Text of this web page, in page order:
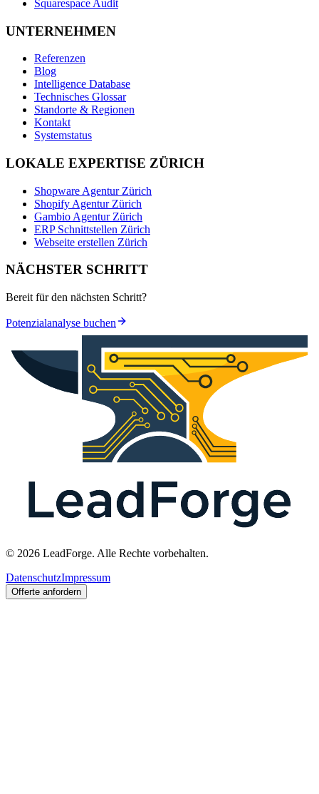
Squarespace Audit
UNTERNEHMEN
Referenzen
Blog
Intelligence Database
Technisches Glossar
Standorte & Regionen
Kontakt
Systemstatus
LOKALE EXPERTISE ZÜRICH
Shopware Agentur Zürich
Shopify Agentur Zürich
Gambio Agentur Zürich
ERP Schnittstellen Zürich
Webseite erstellen Zürich
NÄCHSTER SCHRITT
Bereit für den nächsten Schritt?
Potenzialanalyse buchen
© 2026 LeadForge. Alle Rechte vorbehalten.
DatenschutzImpressum
Offerte anfordern